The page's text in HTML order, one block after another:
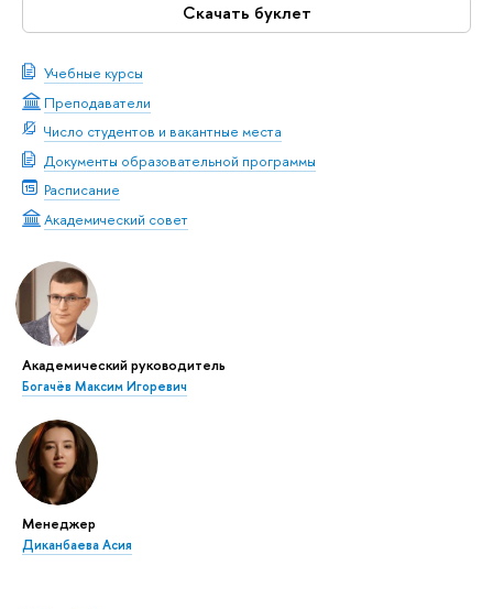
Скачать буклет
Учебные курсы
Преподаватели
Число студентов и вакантные места
Документы образовательной программы
Расписание
Академический совет
Академический руководитель
Богачёв Максим Игоревич
Менеджер
Диканбаева Асия